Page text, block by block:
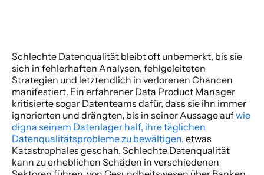
Schlechte Datenqualität bleibt oft unbemerkt, bis sie
sich in fehlerhaften Analysen, fehlgeleiteten
Strategien und letztendlich in verlorenen Chancen
manifestiert. Ein erfahrener Data Product Manager
kritisierte sogar Datenteams dafür, dass sie ihn immer
ignorierten und drängten, bis in seiner Aussage auf wie
digna seinem Datenlager half, ihre täglichen
Datenqualitätsprobleme zu bewältigen. etwas
Katastrophales geschah. Schlechte Datenqualität
kann zu erheblichen Schäden in verschiedenen